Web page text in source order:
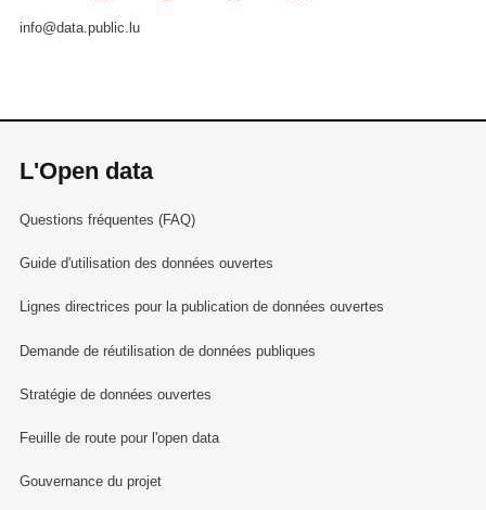
info@data.public.lu
L'Open data
Questions fréquentes (FAQ)
Guide d'utilisation des données ouvertes
Lignes directrices pour la publication de données ouvertes
Demande de réutilisation de données publiques
Stratégie de données ouvertes
Feuille de route pour l'open data
Gouvernance du projet